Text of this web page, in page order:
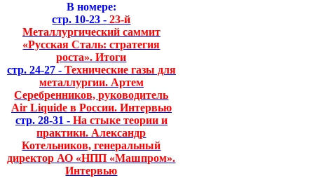
В номере:
стр. 10-23 - 23-й
Металлургический саммит
«Русская Сталь: стратегия
роста». Итоги
стр. 24-27 - Технические газы для
металлургии. Артем
Серебренников, руководитель
Air Liquide в России. Интервью
стр. 28-31 - На стыке теории и
практики. Александр
Котельников, генеральный
директор АО «НПП «Машпром».
Интервью